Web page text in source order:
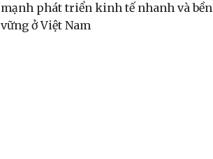
mạnh phát triển kinh tế nhanh và bền
vững ở Việt Nam